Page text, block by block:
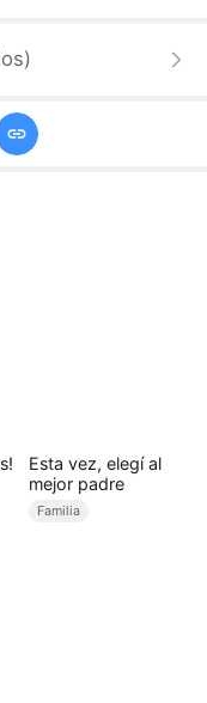
sus fuerzas
ingenua,
su familia, se
)
Esta vez, elegí al
mejor padre
Familia